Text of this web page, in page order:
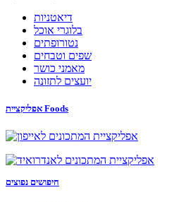
דיאטניות
בלוגרי אוכל
נטורופתים
שפים וטבחים
מאמני כושר
יועצים לתזונה
אפליקציית Foods
חיפושים נפוצים